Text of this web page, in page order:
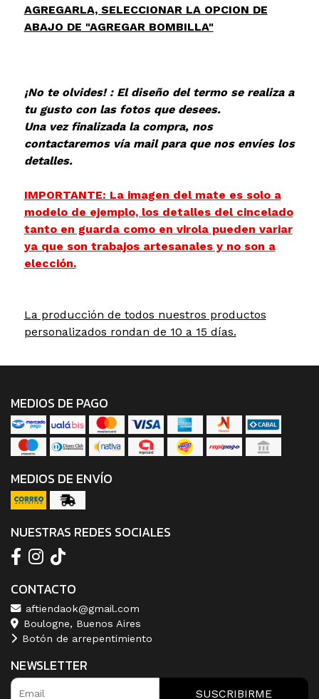
AGREGARLA, SELECCIONAR LA OPCION DE
ABAJO DE "AGREGAR BOMBILLA"
¡No te olvides! : El diseño del termo se realiza a
tu gusto con las fotos que desees.
Una vez finalizada la compra, nos
contactaremos vía mail para que nos envíes los
detalles.
IMPORTANTE: La imagen del mate es solo a
modelo de ejemplo, los detalles del cincelado
tanto en guarda como en virola pueden variar
ya que son trabajos artesanales y no son a
elección.
La producción de todos nuestros productos
personalizados rondan de 10 a 15 días.
MEDIOS DE PAGO
MEDIOS DE ENVÍO
NUESTRAS REDES SOCIALES
CONTACTO
aftiendaok@gmail.com
Boulogne, Buenos Aires
Botón de arrepentimiento
NEWSLETTER
SUSCRIBIRME